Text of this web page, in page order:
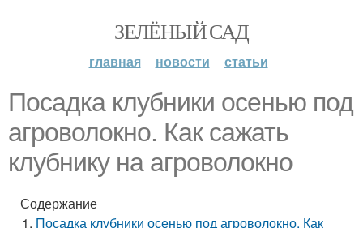
ЗЕЛЁНЫЙ САД
главная новости статьи
Посадка клубники осенью под
агроволокно. Как сажать
клубнику на агроволокно
Содержание
Посадка клубники осенью под агроволокно. Как